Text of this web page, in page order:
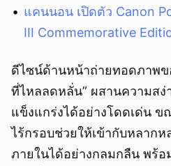
แคนนอน เปิดตัว Canon
III Commemorative
ดีไซน์ด้านหน้าถ่ายทอดภาพข
ที่ไหลลดหลั่น” ผสานความสง่
แข็งแกร่งได้อย่างโดดเด่น
ไร้กรอบช่วยให้เข้ากับหลาก
ภายในได้อย่างกลมกลืน พร้